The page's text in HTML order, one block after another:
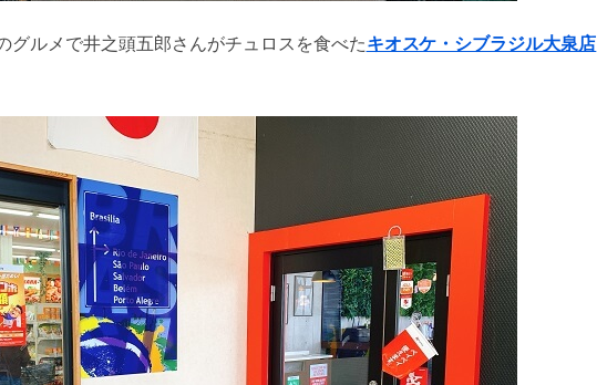
グルメで井之頭五郎さんがチュロスを食べたキオスケ・シブラジル大泉店